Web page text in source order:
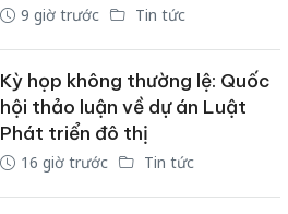
9 giờ trước Tin tức
Kỳ họp không thường lệ: Quốc
hội thảo luận về dự án Luật
Phát triển đô thị
16 giờ trước Tin tức